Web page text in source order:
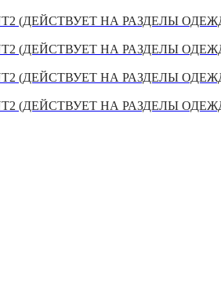
(ДЕЙСТВУЕТ НА РАЗДЕЛЫ
(ДЕЙСТВУЕТ НА РАЗДЕЛЫ
(ДЕЙСТВУЕТ НА РАЗДЕЛЫ
(ДЕЙСТВУЕТ НА РАЗДЕЛЫ